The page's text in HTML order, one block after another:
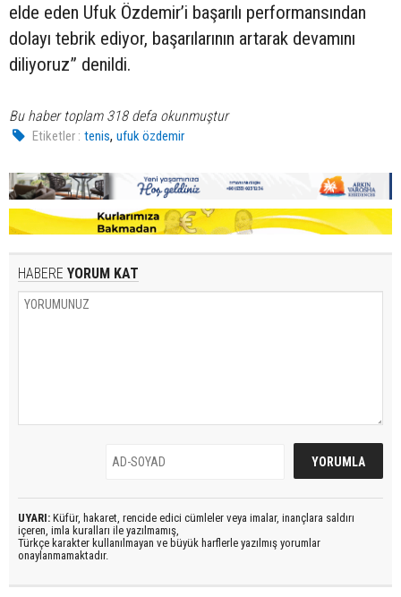
elde eden Ufuk Özdemir’i başarılı performansından
dolayı tebrik ediyor, başarılarının artarak devamını
diliyoruz” denildi.
Bu haber toplam 318 defa okunmuştur
Etiketler : tenis,ufuk özdemir
HABERE YORUM KAT
UYARI: Küfür, hakaret, rencide edici cümleler veya imalar, inançlara saldırı
içeren, imla kuralları ile yazılmamış,
Türkçe karakter kullanılmayan ve büyük harflerle yazılmış yorumlar
onaylanmamaktadır.